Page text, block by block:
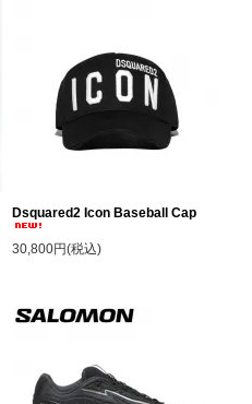
Dsquared2 Icon Baseball Cap
30,800円(税込)